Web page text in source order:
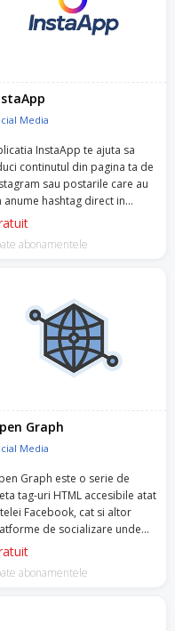
Media
InstaApp te ajuta sa
continutul din pagina ta de
sau postarile care au
anume hashtag direct in
tau.
abonamentele
Graph
Media
Graph este o serie de
tag-uri HTML accesibile atat
Facebook, cat si altor
de socializare unde
sa distribui informatii.
abonamentele